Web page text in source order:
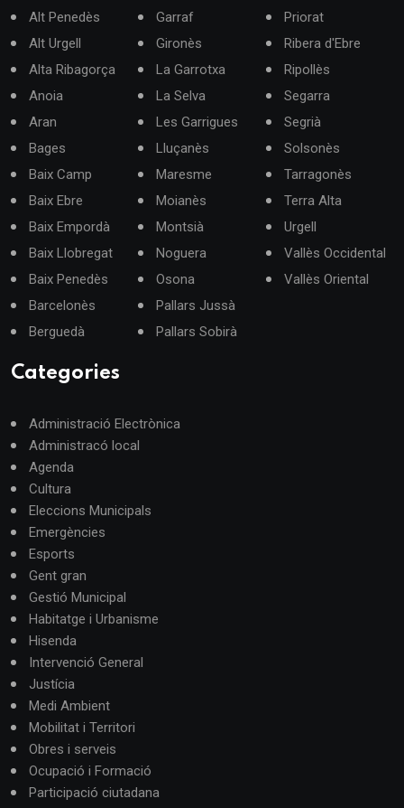
Alt Penedès
Alt Urgell
Alta Ribagorça
Anoia
Aran
Bages
Baix Camp
Baix Ebre
Baix Empordà
Baix Llobregat
Baix Penedès
Barcelonès
Berguedà
Garraf
Gironès
La Garrotxa
La Selva
Les Garrigues
Lluçanès
Maresme
Moianès
Montsià
Noguera
Osona
Pallars Jussà
Pallars Sobirà
Priorat
Ribera d'Ebre
Ripollès
Segarra
Segrià
Solsonès
Tarragonès
Terra Alta
Urgell
Vallès Occidental
Vallès Oriental
Categories
Administració Electrònica
Administracó local
Agenda
Cultura
Eleccions Municipals
Emergències
Esports
Gent gran
Gestió Municipal
Habitatge i Urbanisme
Hisenda
Intervenció General
Justícia
Medi Ambient
Mobilitat i Territori
Obres i serveis
Ocupació i Formació
Participació ciutadana